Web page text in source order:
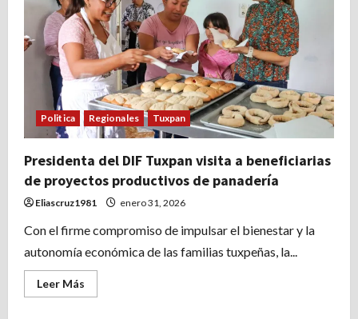
Politica Regionales Tuxpan
Presidenta del DIF Tuxpan visita a beneficiarias
de proyectos productivos de panadería
Eliascruz1981 enero 31, 2026
Con el firme compromiso de impulsar el bienestar y la
autonomía económica de las familias tuxpeñas, la...
Leer Más
más